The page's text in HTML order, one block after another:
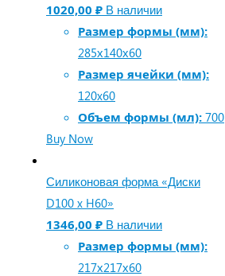
1020,00 ₽ В наличии
Размер формы (мм):
285х140х60
Размер ячейки (мм):
120x60
Объем формы (мл): 700
Buy Now
Силиконовая форма «Диски
D100 x H60»
1346,00 ₽ В наличии
Размер формы (мм):
217х217х60